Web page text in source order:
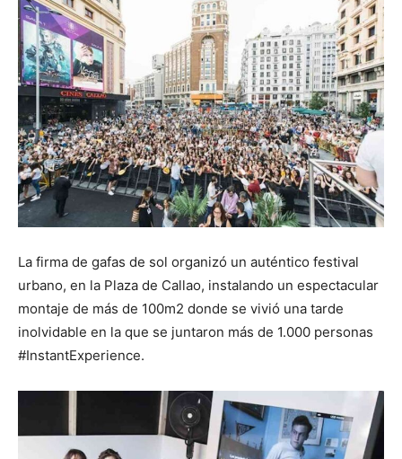
La firma de gafas de sol organizó un auténtico festival
urbano, en la Plaza de Callao, instalando un espectacular
montaje de más de 100m2 donde se vivió una tarde
inolvidable en la que se juntaron más de 1.000 personas
#InstantExperience.